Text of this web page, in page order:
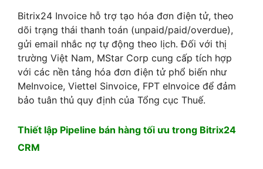
Bitrix24 Invoice hỗ trợ tạo hóa đơn điện tử, theo
dõi trạng thái thanh toán (unpaid/paid/overdue),
gửi email nhắc nợ tự động theo lịch. Đối với thị
trường Việt Nam, MStar Corp cung cấp tích hợp
với các nền tảng hóa đơn điện tử phổ biến như
MeInvoice, Viettel Sinvoice, FPT eInvoice để đảm
bảo tuân thủ quy định của Tổng cục Thuế.
Thiết lập Pipeline bán hàng tối ưu trong Bitrix24
CRM